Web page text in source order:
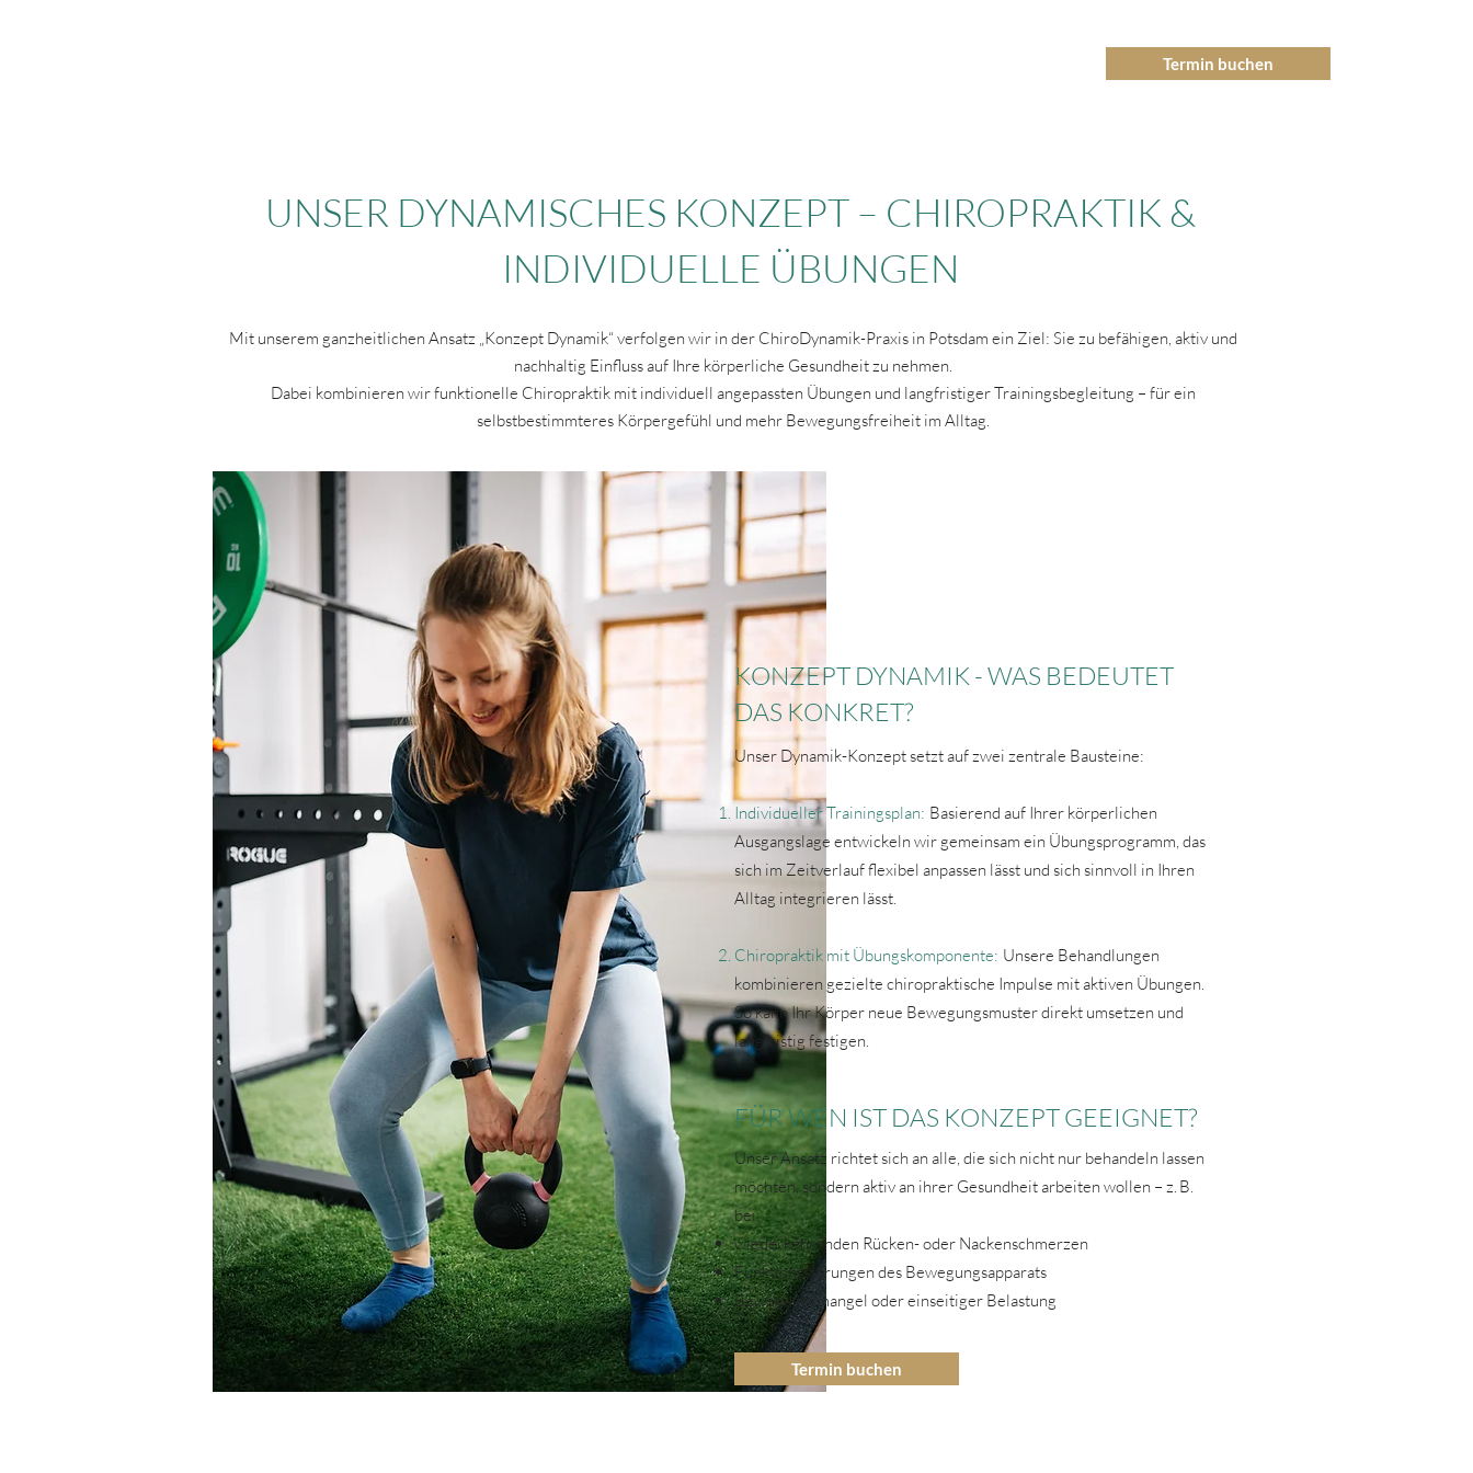
Termin buchen
UNSER DYNAMISCHES KONZEPT – CHIROPRAKTIK &
INDIVIDUELLE ÜBUNGEN
Mit unserem ganzheitlichen Ansatz „Konzept Dynamik“ verfolgen wir in der ChiroDynamik-Praxis in Potsdam ein Ziel: Sie zu befähigen, aktiv und
nachhaltig Einfluss auf Ihre körperliche Gesundheit zu nehmen.
Dabei kombinieren wir funktionelle Chiropraktik mit individuell angepassten Übungen und langfristiger Trainingsbegleitung – für ein
selbstbestimmteres Körpergefühl und mehr Bewegungsfreiheit im Alltag.
KONZEPT DYNAMIK - WAS BEDEUTET
DAS KONKRET?
Unser Dynamik-Konzept setzt auf zwei zentrale Bausteine:
Individueller Trainingsplan: Basierend auf Ihrer körperlichen
Ausgangslage entwickeln wir gemeinsam ein Übungsprogramm, das
sich im Zeitverlauf flexibel anpassen lässt und sich sinnvoll in Ihren
Alltag integrieren lässt.
Chiropraktik mit Übungskomponente: Unsere Behandlungen
kombinieren gezielte chiropraktische Impulse mit aktiven Übungen.
So kann Ihr Körper neue Bewegungsmuster direkt umsetzen und
langfristig festigen.
FÜR WEN IST DAS KONZEPT GEEIGNET?
Unser Ansatz richtet sich an alle, die sich nicht nur behandeln lassen
möchten, sondern aktiv an ihrer Gesundheit arbeiten wollen – z. B.
bei:
wiederkehrenden Rücken- oder Nackenschmerzen
Funktionsstörungen des Bewegungsapparats
Bewegungsmangel oder einseitiger Belastung
Termin buchen